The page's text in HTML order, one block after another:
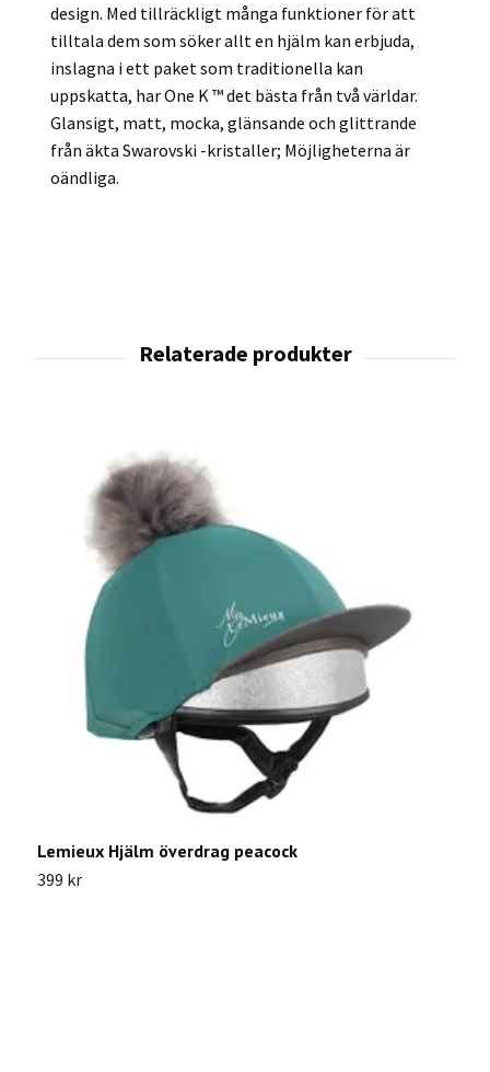
design. Med tillräckligt många funktioner för att
tilltala dem som söker allt en hjälm kan erbjuda,
inslagna i ett paket som traditionella kan
uppskatta, har One K ™ det bästa från två världar.
Glansigt, matt, mocka, glänsande och glittrande
från äkta Swarovski -kristaller; Möjligheterna är
oändliga.
Lemieux Hjälm överdrag peacock
399 kr